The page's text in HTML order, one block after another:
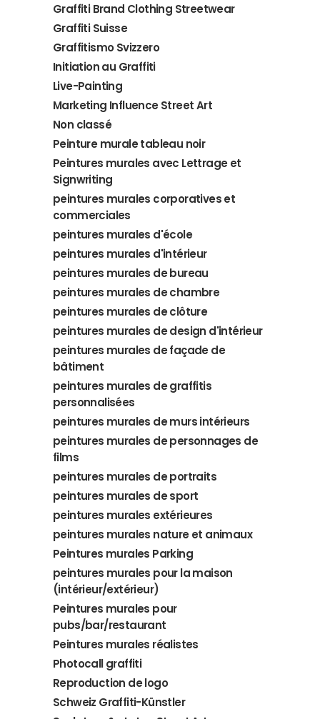
Graffiti Brand Clothing Streetwear
Graffiti Suisse
Graffitismo Svizzero
Initiation au Graffiti
Live-Painting
Marketing Influence Street Art
Non classé
Peinture murale tableau noir
Peintures murales avec Lettrage et
Signwriting
peintures murales corporatives et
commerciales
peintures murales d'école
peintures murales d'intérieur
peintures murales de bureau
peintures murales de chambre
peintures murales de clôture
peintures murales de design d'intérieur
peintures murales de façade de
bâtiment
peintures murales de graffitis
personnalisées
peintures murales de murs intérieurs
peintures murales de personnages de
films
peintures murales de portraits
peintures murales de sport
peintures murales extérieures
peintures murales nature et animaux
Peintures murales Parking
peintures murales pour la maison
(intérieur/extérieur)
Peintures murales pour
pubs/bar/restaurant
Peintures murales réalistes
Photocall graffiti
Reproduction de logo
Schweiz Graffiti-Künstler